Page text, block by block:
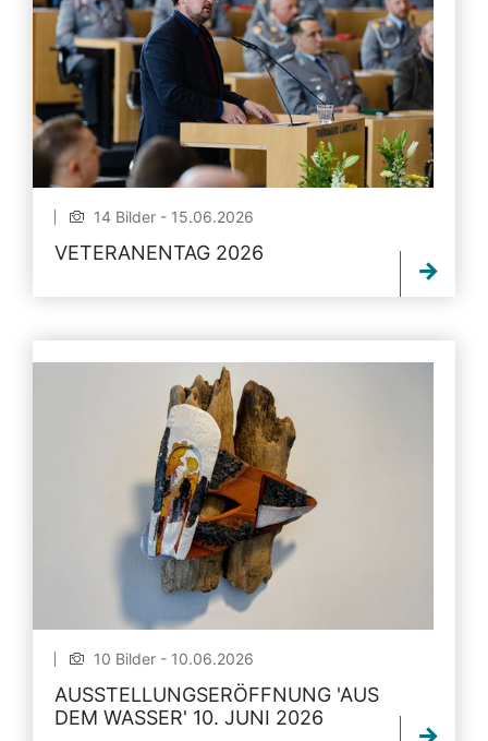
14 Bilder - 15.06.2026
VETERANENTAG 2026
10 Bilder - 10.06.2026
AUSSTELLUNGSERÖFFNUNG 'AUS
DEM WASSER' 10. JUNI 2026